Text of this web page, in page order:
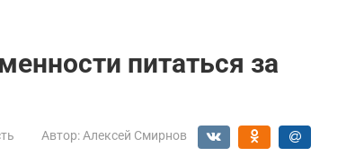
питаться за
Автор: Алексей Смирнов